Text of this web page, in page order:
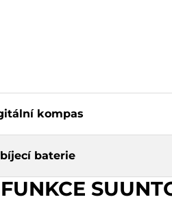
kompas
baterie